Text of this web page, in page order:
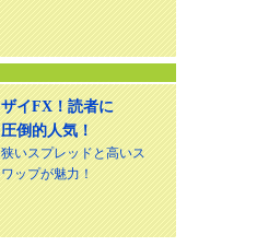
ザイFX！読者に
圧倒的人気！
狭いスプレッドと高いス
ワップが魅力！